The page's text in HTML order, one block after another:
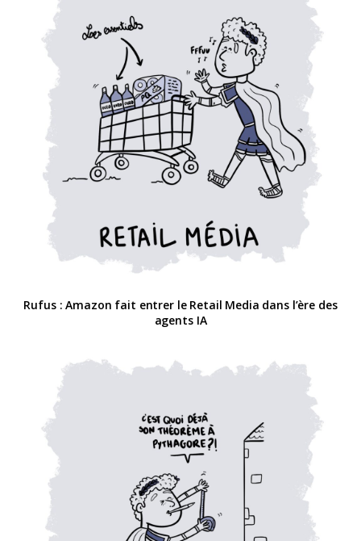
Rufus : Amazon fait entrer le Retail Media dans l’ère des
agents IA